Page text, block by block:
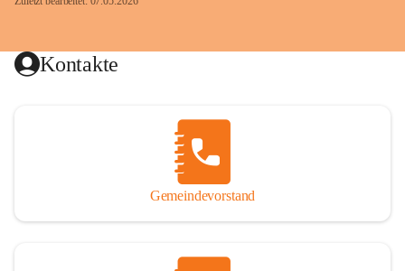
Kontakte
Gemeindevorstand